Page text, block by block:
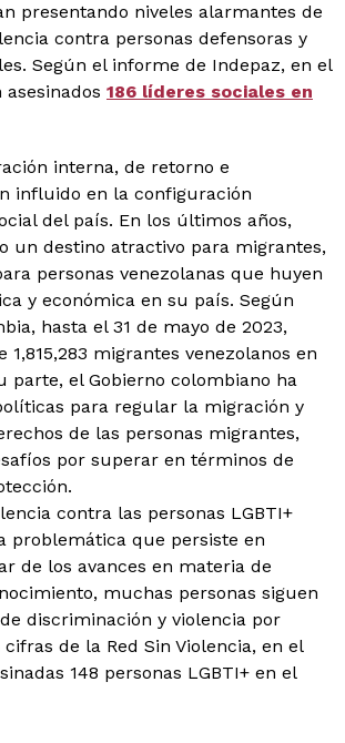
presentando niveles alarmantes de
contra personas defensoras y
Según el informe de Indepaz, en el
186 líderes sociales en
interna, de retorno e
influido en la configuración
del país. En los últimos años,
un destino atractivo para migrantes,
personas venezolanas que huyen
y económica en su país. Según
hasta el 31 de mayo de 2023,
1,815,283 migrantes venezolanos en
parte, el Gobierno colombiano ha
para regular la migración y
de las personas migrantes,
por superar en términos de
contra las personas LGBTI+
problemática que persiste en
de los avances en materia de
muchas personas siguen
discriminación y violencia por
de la Red Sin Violencia, en el
148 personas LGBTI+ en el